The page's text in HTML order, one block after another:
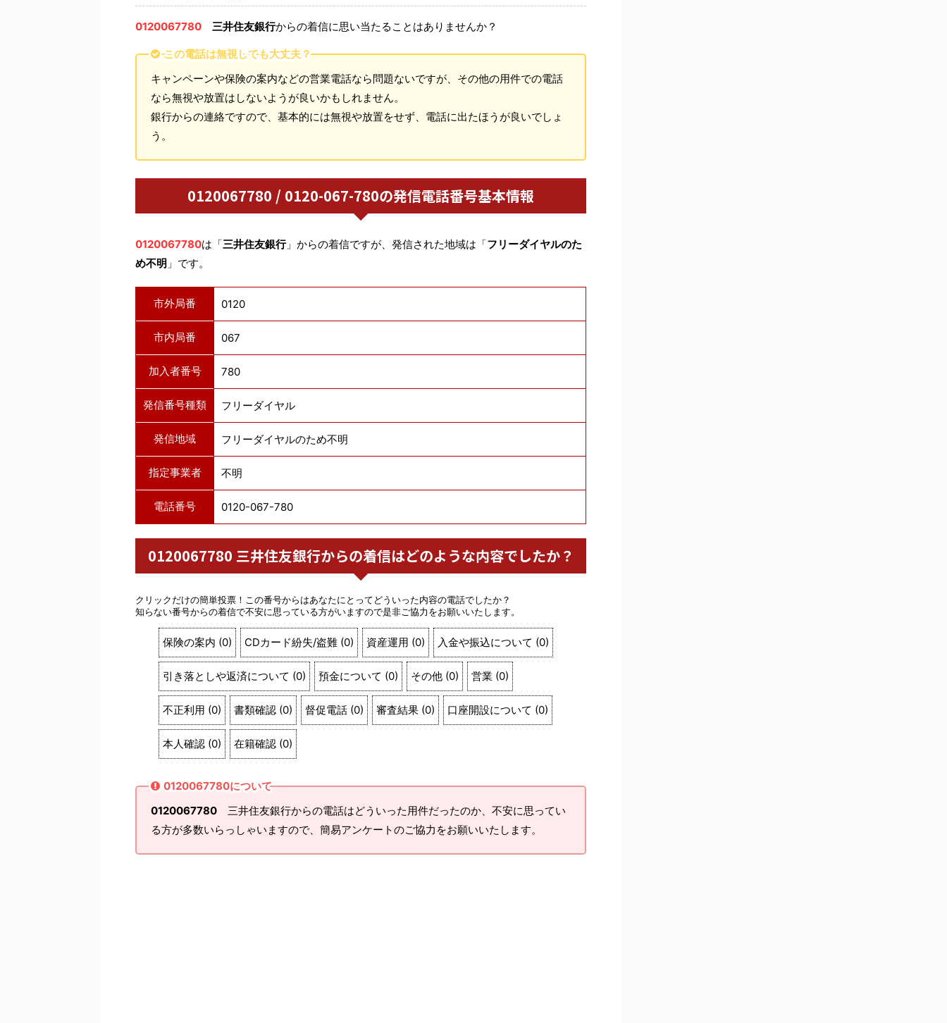
0120067780 三井住友銀行からの着信に思い当たることはありませんか？
この電話は無視しても大丈夫？
キャンペーンや保険の案内などの営業電話なら問題ないですが、その他の用件での電話
なら無視や放置はしないようが良いかもしれません。
銀行からの連絡ですので、基本的には無視や放置をせず、電話に出たほうが良いでしょ
う。
0120067780 / 0120-067-780の発信電話番号基本情報
0120067780は「三井住友銀行」からの着信ですが、発信された地域は「フリーダイヤルのた
め不明 」です。
市外局番 0120
市内局番 067
加入者番号 780
発信番号種類 フリーダイヤル
発信地域 フリーダイヤルのため不明
指定事業者 不明
電話番号 0120-067-780
0120067780 三井住友銀行からの着信はどのような内容でしたか？
クリックだけの簡単投票！この番号からはあなたにとってどういった内容の電話でしたか？
知らない番号からの着信で不安に思っている方がいますので是非ご協力をお願いいたします。
保険の案内 (0) CDカード紛失/盗難 (0) 資産運用 (0) 入金や振込について (0)
引き落としや返済について (0) 預金について (0) その他 (0) 営業 (0)
不正利用 (0) 書類確認 (0) 督促電話 (0) 審査結果 (0) 口座開設について (0)
本人確認 (0) 在籍確認 (0)
0120067780について
0120067780 三井住友銀行からの電話はどういった用件だったのか、不安に思ってい
る方が多数いらっしゃいますので、簡易アンケートのご協力をお願いいたします。